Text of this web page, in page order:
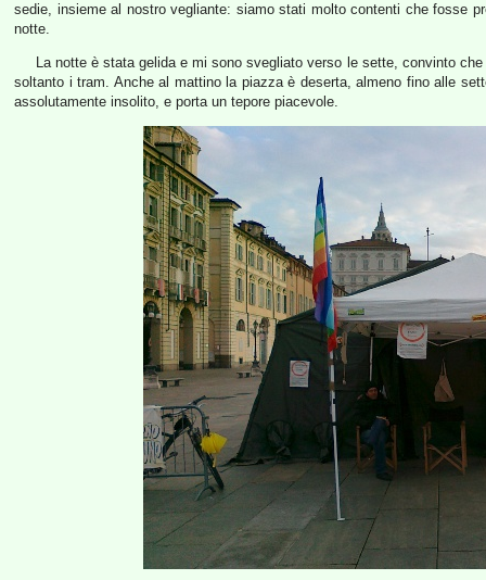
sedie, insieme al nostro vegliante: siamo stati molto contenti che fosse
notte.
La notte è stata gelida e mi sono svegliato verso le sette, convinto
soltanto i tram. Anche al mattino la piazza è deserta, almeno fino alle
assolutamente insolito, e porta un tepore piacevole.